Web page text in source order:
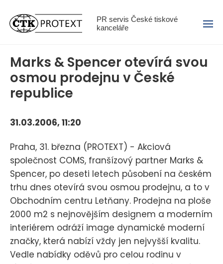
PR servis České tiskové
kanceláře
Menu
Marks & Spencer otevírá svou
osmou prodejnu v České
republice
31.03.2006, 11:20
Praha, 31. března (PROTEXT) - Akciová
společnost COMS, franšízový partner Marks &
Spencer, po deseti letech působení na českém
trhu dnes otevírá svou osmou prodejnu, a to v
Obchodním centru Letňany. Prodejna na ploše
2000 m2 s nejnovějším designem a moderním
interiérem odráží image dynamické moderní
značky, která nabízí vždy jen nejvyšší kvalitu.
Vedle nabídky oděvů pro celou rodinu v